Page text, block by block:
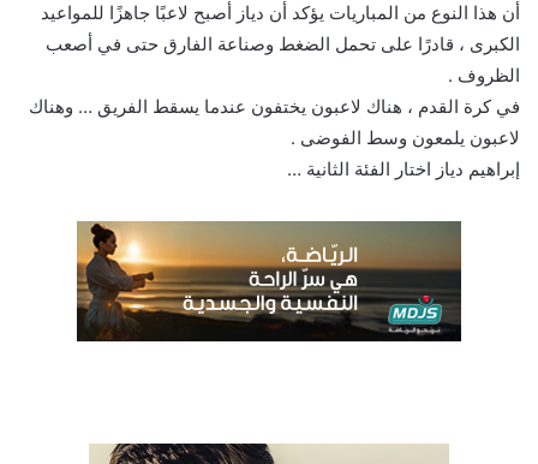
أن هذا النوع من المباريات يؤكد أن دياز أصبح لاعبًا جاهزًا للمواعيد
الكبرى ، قادرًا على تحمل الضغط وصناعة الفارق حتى في أصعب
الظروف .
في كرة القدم ، هناك لاعبون يختفون عندما يسقط الفريق … وهناك
لاعبون يلمعون وسط الفوضى .
إبراهيم دياز اختار الفئة الثانية …